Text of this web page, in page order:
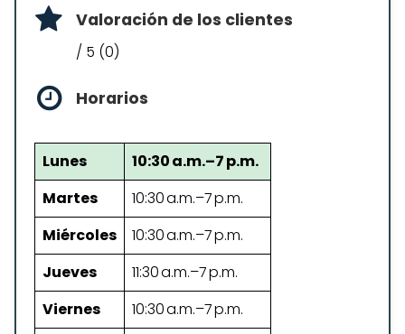
Valoración de los clientes
/ 5 (0)
Horarios
Lunes
10:30 a.m.–7 p.m.
Martes
10:30 a.m.–7 p.m.
Miércoles
10:30 a.m.–7 p.m.
Jueves
11:30 a.m.–7 p.m.
Viernes
10:30 a.m.–7 p.m.